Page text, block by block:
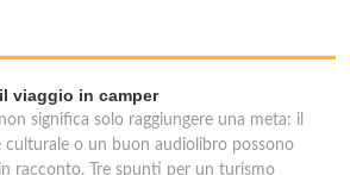
viaggio in camper
significa solo raggiungere una meta: il
culturale o un buon audiolibro possono
racconto. Tre spunti per un turismo